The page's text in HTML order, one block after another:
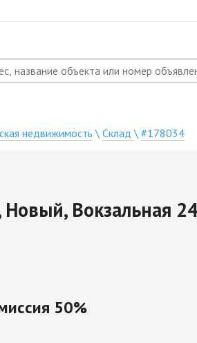
недвижимость \ Склад\ #178034
Новый, Вокзальная
50%